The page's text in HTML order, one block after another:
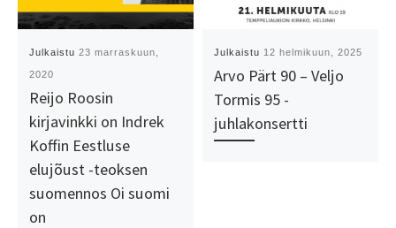
Julkaistu23 marraskuun,
2020
Reijo Roosin
kirjavinkki on Indrek
Koffin Eestluse
elujõust -teoksen
suomennos Oi suomi
on
Julkaistu 12 helmikuun, 2025
Arvo Pärt 90 – Veljo
Tormis 95 -
juhlakonsertti